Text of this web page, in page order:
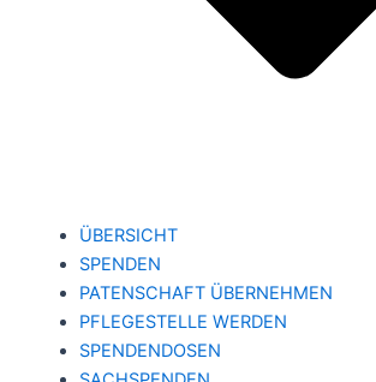
ÜBERSICHT
SPENDEN
PATENSCHAFT ÜBERNEHMEN
PFLEGESTELLE WERDEN
SPENDENDOSEN